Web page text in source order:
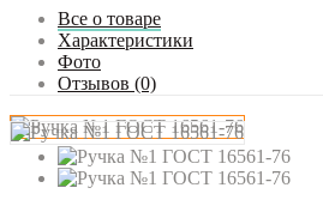
Все о товаре
Характеристики
Фото
Отзывов (0)